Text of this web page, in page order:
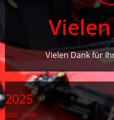
Vielen Dank für
2025
2025 - Silver